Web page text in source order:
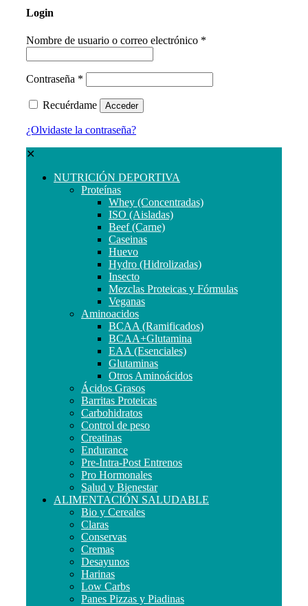
Login
Nombre de usuario o correo electrónico *
Contraseña *
Recuérdame Acceder
¿Olvidaste la contraseña?
✕
NUTRICIÓN DEPORTIVA
Proteínas
Whey (Concentradas)
ISO (Aisladas)
Beef (Carne)
Caseinas
Huevo
Hydro (Hidrolizadas)
Insecto
Mezclas Proteicas y Fórmulas
Veganas
Aminoacidos
BCAA (Ramificados)
BCAA+Glutamina
EAA (Esenciales)
Glutaminas
Otros Aminoácidos
Ácidos Grasos
Barritas Proteicas
Carbohidratos
Control de peso
Creatinas
Endurance
Pre-Intra-Post Entrenos
Pro Hormonales
Salud y Bienestar
ALIMENTACIÓN SALUDABLE
Bio y Cereales
Claras
Conservas
Cremas
Desayunos
Harinas
Low Carbs
Panes Pizzas y Piadinas